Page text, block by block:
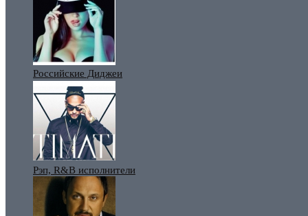
Российские Диджеи
Рэп, R&B исполнители